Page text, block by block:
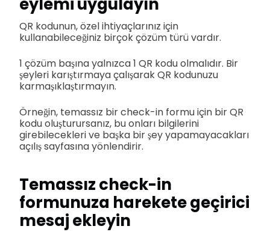
QR kodunun, özel ihtiyaçlarınız için
kullanabileceğiniz birçok çözüm türü vardır.
1 çözüm başına yalnızca 1 QR kodu olmalıdır. Bir
şeyleri karıştırmaya çalışarak QR kodunuzu
karmaşıklaştırmayın.
Örneğin, temassız bir check-in formu için bir QR
kodu oluşturursanız, bu onları bilgilerini
girebilecekleri ve başka bir şey yapamayacakları
açılış sayfasına yönlendirir.
Temassız check-in
formunuza harekete geçirici
mesaj ekleyin